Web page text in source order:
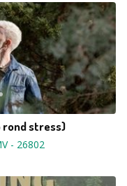
rond stress)
- 26802